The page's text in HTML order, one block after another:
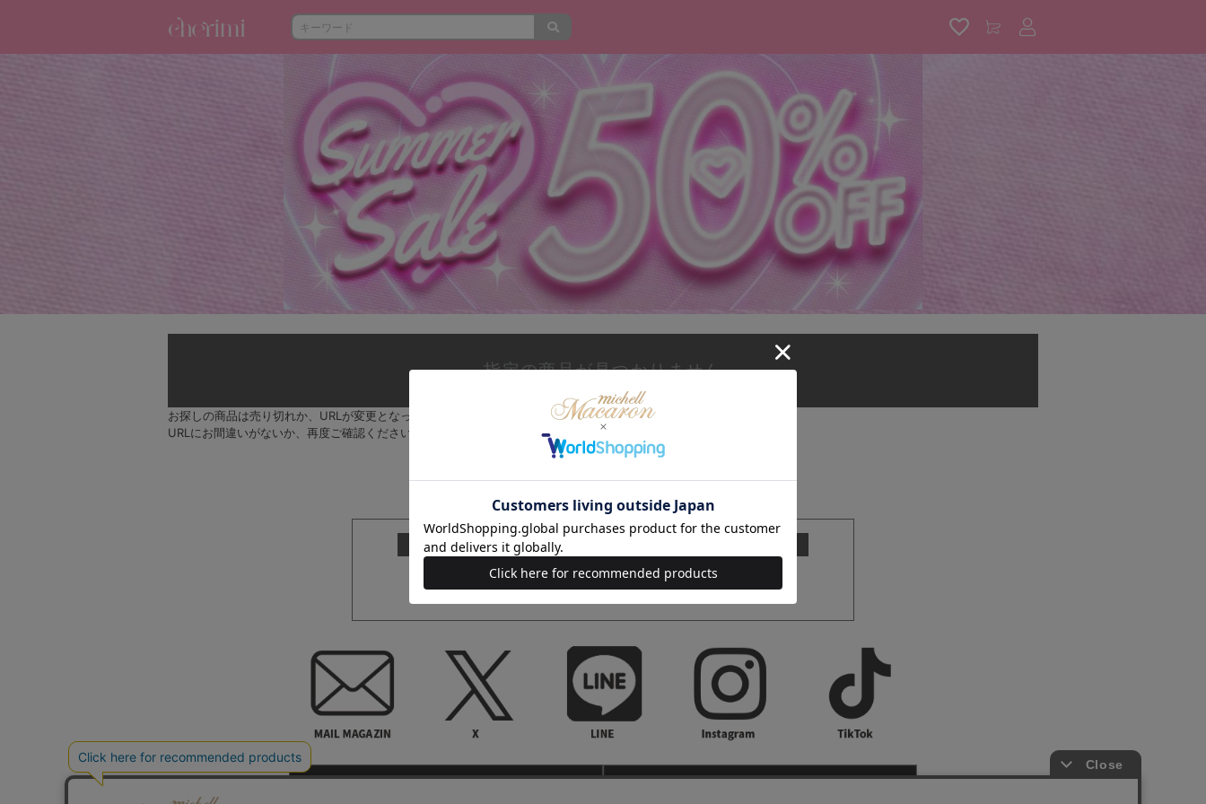
指定の商品が見つかりません
お探しの商品は売り切れか、URLが変更となった可能性があります。
URLにお間違いがないか、再度ご確認ください。
Category
AllTopsOnepieceOuterSkirtBottomsSetupBagShoes